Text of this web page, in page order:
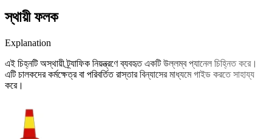
স্থায়ী ফলক
Explanation
এই চিহ্নটি অস্থায়ী ট্র্যাফিক নিয়ন্ত্রণে ব্যবহৃত একটি উল্লম্ব প্যানেল চিহ্নিত করে।
এটি চালকদের কর্মক্ষেত্র বা পরিবর্তিত রাস্তার বিন্যাসের মাধ্যমে গাইড করতে সাহায্য
করে।